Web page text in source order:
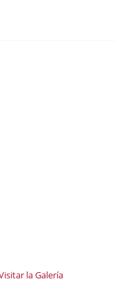
la Galería